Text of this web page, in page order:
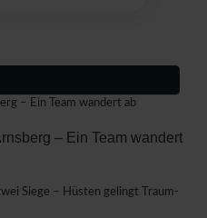
– Ein Team wandert